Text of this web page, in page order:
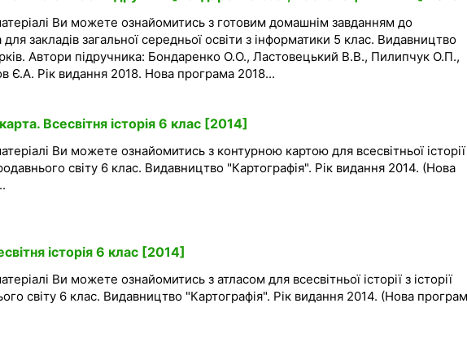
Ви можете ознайомитись з готовим домашнім завданням до
для закладів загальної середньої освіти з інформатики 5 клас. Видавництво
Автори підручника: Бондаренко О.О., Ластовецький В.В., Пилипчук О.П.,
Є.А. Рік видання 2018. Нова програма 2018...
Всесвітня історія 6 клас [2014]
Ви можете ознайомитись з контурною картою для всесвітньої історії
світу 6 клас. Видавництво "Картографія". Рік видання 2014. (Нова
історія 6 клас [2014]
Ви можете ознайомитись з атласом для всесвітньої історії з історії
світу 6 клас. Видавництво "Картографія". Рік видання 2014. (Нова